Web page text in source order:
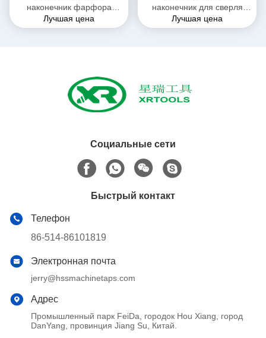
наконечник фарфора
хвостовика, песок
Лучшая цена
наконечник для сверля
пилотных отверстий,
Лучшая цена
Социальные сети
Быстрый контакт
Телефон
86-514-86101819
Электронная почта
jerry@hssmachinetaps.com
Адрес
Промышленный парк FeiDa, городок Hou Xiang, город
DanYang, провинция Jiang Su, Китай.